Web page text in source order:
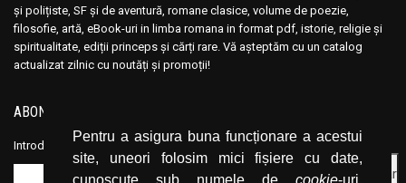
Pentru a asigura buna funcționare a acestui
site, uneori folosim mici fișiere cu date,
cunoscute sub numele de cookie-uri.
Andocide
Andre Bejin
Andre Castelot
Andre Leroi-Gourhan
Andre Malraux
Andocide
Andre Bejin
Andre Castelot
Andre Leroi-Gourhan
Andre Malraux
și polițiste, SF și de aventură, romane clasice, volume de poezie,
filosofie, artă, eBook-uri in limba romana in format pdf, istorie, religie și
spiritualitate, ediții princeps și cărți rare. Vă așteptăm cu un catalog
actualizat zilnic cu noutăți și promoții!
ABONEAZĂ-TE LA NEWSLETTER
Introduceți adresa dvs. de email și dați click pe butonul de abonare.